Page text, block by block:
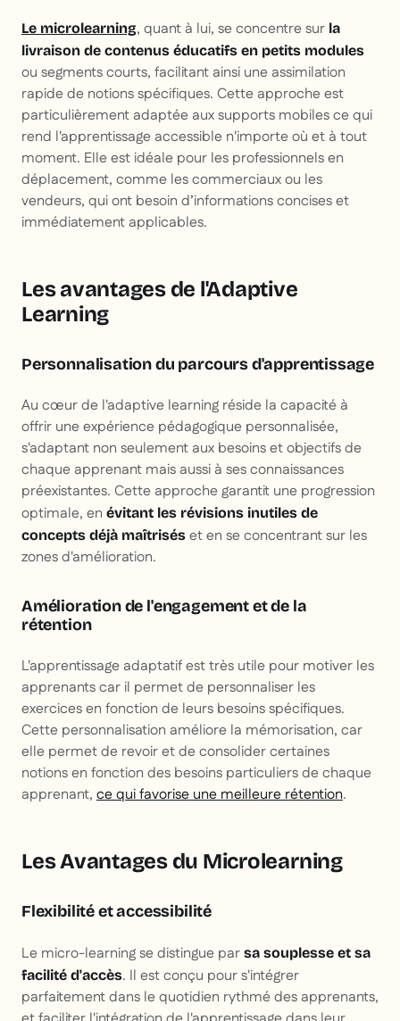
Le microlearning, quant à lui, se concentre sur la
livraison de contenus éducatifs en petits modules
ou segments courts, facilitant ainsi une assimilation
rapide de notions spécifiques. Cette approche est
particulièrement adaptée aux supports mobiles ce qui
rend l'apprentissage accessible n'importe où et à tout
moment. Elle est idéale pour les professionnels en
déplacement, comme les commerciaux ou les
vendeurs, qui ont besoin d’informations concises et
immédiatement applicables.
Les avantages de l'Adaptive
Learning
Personnalisation du parcours d'apprentissage
Au cœur de l'adaptive learning réside la capacité à
offrir une expérience pédagogique personnalisée,
s'adaptant non seulement aux besoins et objectifs de
chaque apprenant mais aussi à ses connaissances
préexistantes. Cette approche garantit une progression
optimale, en évitant les révisions inutiles de
concepts déjà maîtrisés et en se concentrant sur les
zones d'amélioration.
Amélioration de l'engagement et de la
rétention
L'apprentissage adaptatif est très utile pour motiver les
apprenants car il permet de personnaliser les
exercices en fonction de leurs besoins spécifiques.
Cette personnalisation améliore la mémorisation, car
elle permet de revoir et de consolider certaines
notions en fonction des besoins particuliers de chaque
apprenant, ce qui favorise une meilleure rétention.
Les Avantages du Microlearning
Flexibilité et accessibilité
Le micro-learning se distingue par sa souplesse et sa
facilité d'accès. Il est conçu pour s'intégrer
parfaitement dans le quotidien rythmé des apprenants,